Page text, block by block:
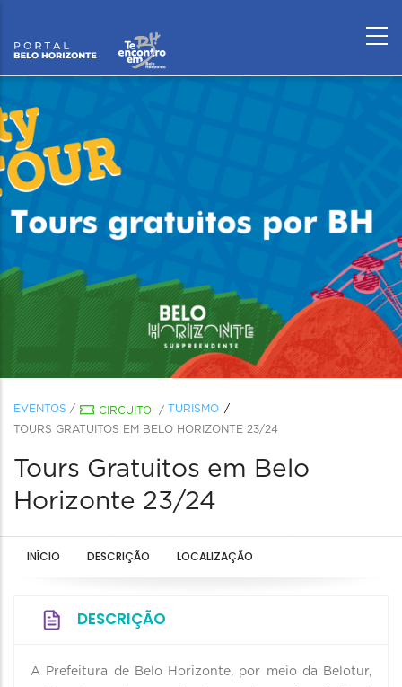
EVENTOS / CIRCUITO / TURISMO
TOURS GRATUITOS EM BELO HORIZONTE 23/24
Tours Gratuitos em Belo
Horizonte 23/24
INÍCIO DESCRIÇÃO LOCALIZAÇÃO
DESCRIÇÃO
A Prefeitura de Belo Horizonte, por meio da Belotur,